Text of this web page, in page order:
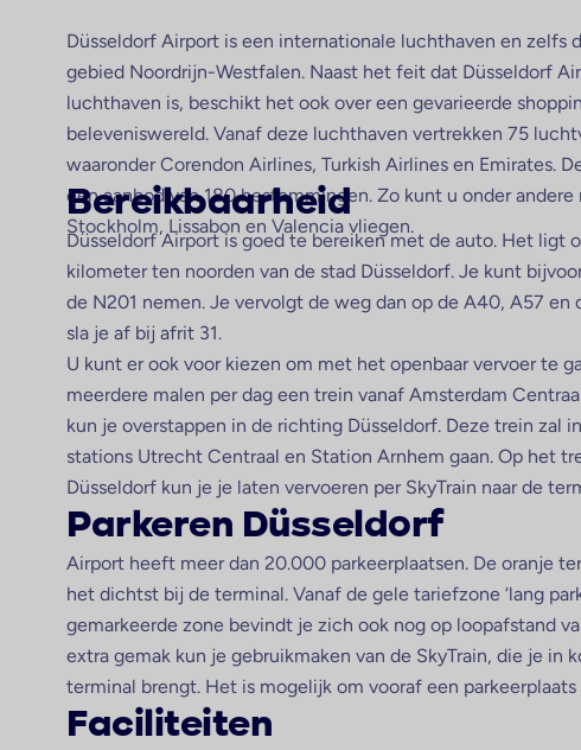
Düsseldorf Airport is een internationale luchthaven en zelfs
gebied Noordrijn-Westfalen. Naast het feit dat Düsseldorf
luchthaven is, beschikt het ook over een gevarieerde
beleveniswereld. Vanaf deze luchthaven vertrekken 75
waaronder Corendon Airlines, Turkish Airlines en Emirates.
een aanbod van 180 bestemmingen. Zo kunt u onder andere
Stockholm, Lissabon en Valencia vliegen.
Bereikbaarheid
Düsseldorf Airport is goed te bereiken met de auto. Het ligt
kilometer ten noorden van de stad Düsseldorf. Je kunt
de N201 nemen. Je vervolgt de weg dan op de A40, A57 en
sla je af bij afrit 31.
U kunt er ook voor kiezen om met het openbaar vervoer te
meerdere malen per dag een trein vanaf Amsterdam
kun je overstappen in de richting Düsseldorf. Deze trein zal
stations Utrecht Centraal en Station Arnhem gaan. Op het
Düsseldorf kun je je laten vervoeren per SkyTrain naar de
Parkeren Düsseldorf
Airport heeft meer dan 20.000 parkeerplaatsen. De oranje
het dichtst bij de terminal. Vanaf de gele tariefzone ‘lang
gemarkeerde zone bevindt je zich ook nog op loopafstand
extra gemak kun je gebruikmaken van de SkyTrain, die je in
terminal brengt. Het is mogelijk om vooraf een parkeerplaats
Faciliteiten